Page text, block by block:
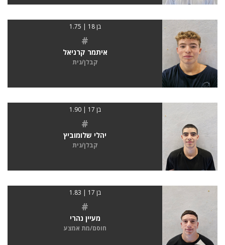
בן 18 | 1.75
#
איתמר קרניאל
קבלן/נית
בן 17 | 1.90
#
יהלי שלומוביץ
קבלן/נית
בן 17 | 1.83
#
מעיין נהרי
חוסם/מת אמצע